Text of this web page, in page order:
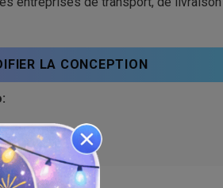
LA CONCEPTION